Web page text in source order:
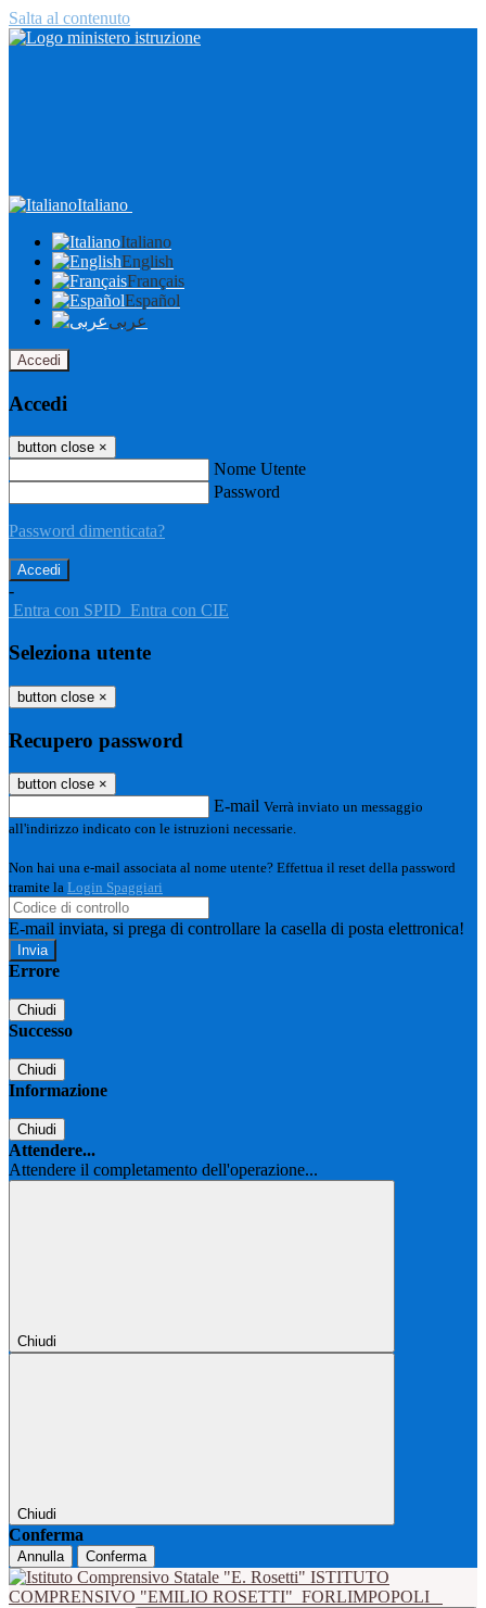
Salta al contenuto
Italiano
Italiano
English
Français
Español
عربى
Accedi
Accedi
button close ×
Nome Utente
Password
Password dimenticata?
-
Entra con SPID Entra con CIE
Seleziona utente
button close ×
Recupero password
button close ×
E-mail Verrà inviato un messaggio
all'indirizzo indicato con le istruzioni necessarie.
Non hai una e-mail associata al nome utente? Effettua il reset della password
tramite la Login Spaggiari
E-mail inviata, si prega di controllare la casella di posta elettronica!
Errore
Chiudi
Successo
Chiudi
Informazione
Chiudi
Attendere...
Attendere il completamento dell'operazione...
Chiudi
Chiudi
Conferma
Annulla Conferma
ISTITUTO
COMPRENSIVO "EMILIO ROSETTI" FORLIMPOPOLI